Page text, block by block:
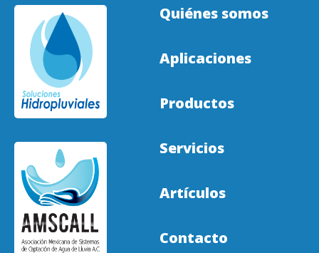
Quiénes somos
Aplicaciones
Productos
Servicios
Artículos
Contacto